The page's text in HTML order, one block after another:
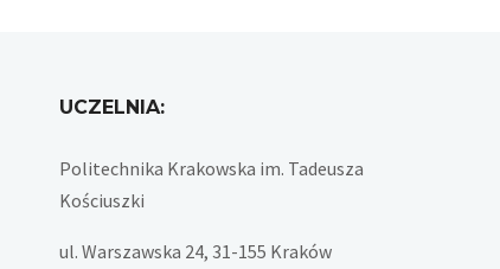
UCZELNIA:
Politechnika Krakowska im. Tadeusza
Kościuszki
ul. Warszawska 24, 31-155 Kraków